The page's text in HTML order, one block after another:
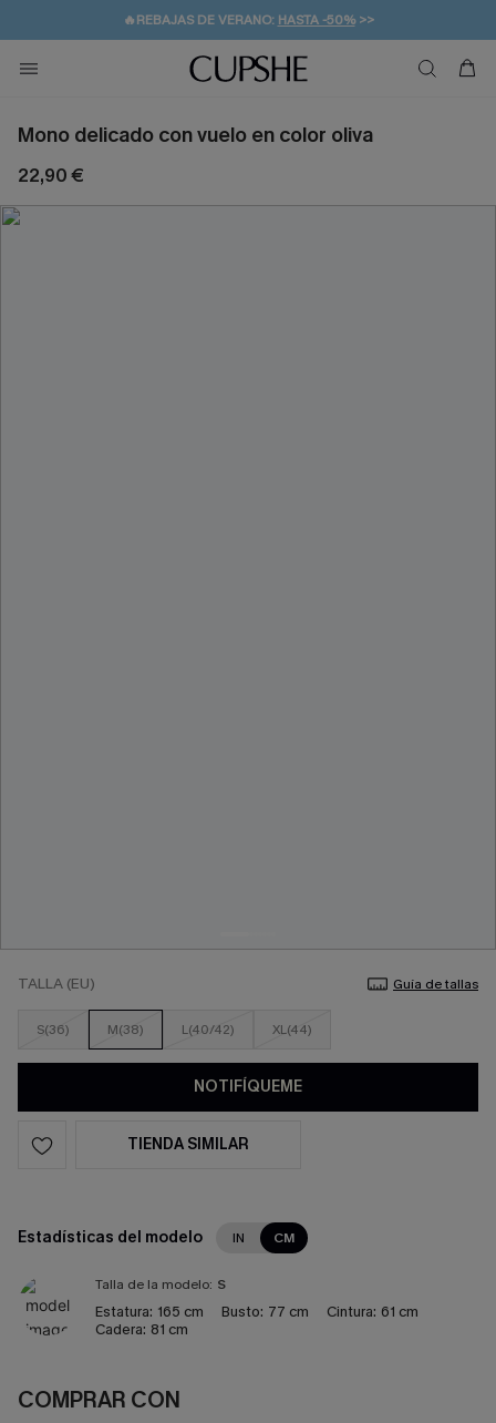
👒PROMOCIÓN DE VERANO:-10% EN 2 VESTIDOS
💌¡SUSCRIBIRSE & GANAR -10% EXTRA!
🚚ENVÍO GRATUITO A PARTIR DE 49 € >>
Mono delicado con vuelo en color oliva
22,90 €
TALLA (EU) Guía de tallas
S(36) M(38) L(40/42) XL(44)
NOTIFÍQUEME
TIENDA SIMILAR
Estadísticas del modelo IN CM
Talla de la modelo: S
Estatura: 165 cm Busto: 77 cm Cintura: 61 cm
Cadera: 81 cm
COMPRAR CON